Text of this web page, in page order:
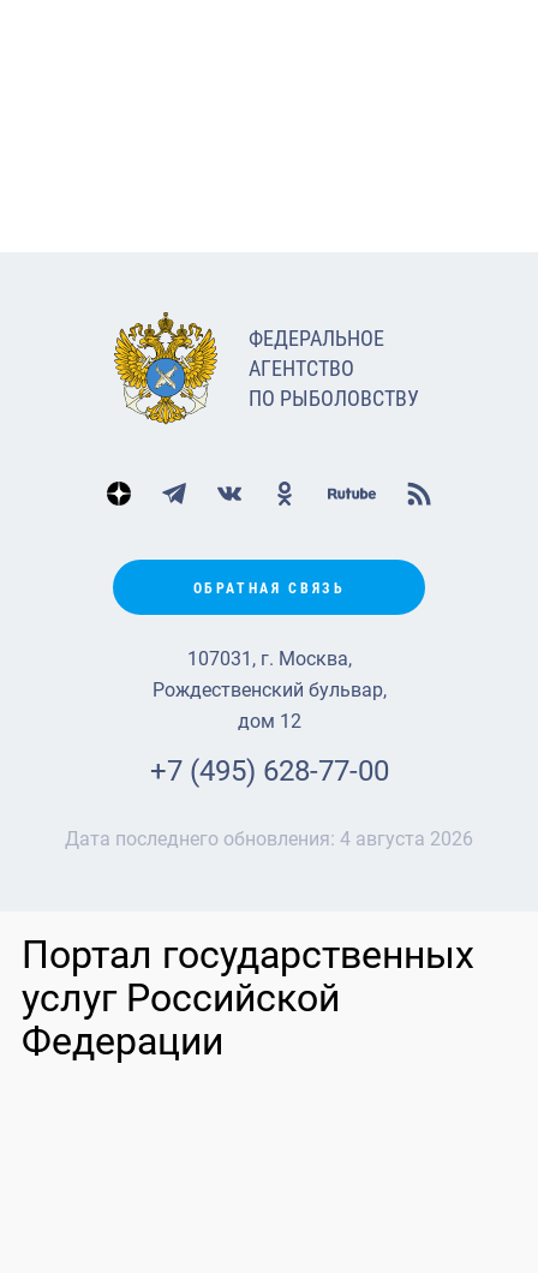
ФЕДЕРАЛЬНОЕ
АГЕНТСТВО
ПО РЫБОЛОВСТВУ
ОБРАТНАЯ СВЯЗЬ
107031, г. Москва,
Рождественский бульвар,
дом 12
+7 (495) 628-77-00
Дата последнего обновления: 4 августа 2026
Портал государственных
услуг Российской
Федерации